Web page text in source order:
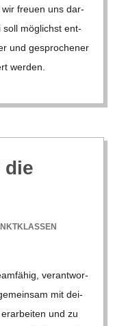
wir freuen uns dar­
soll mög­lichst ent­
und gespro­che­ner
wer­den.
die
ver­ant­wor­
mit dei­
und zu